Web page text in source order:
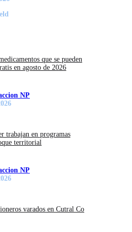
que se pueden
en agosto de 2026
NP
trabajan en programas
territorial
NP
varados en Cutral Co